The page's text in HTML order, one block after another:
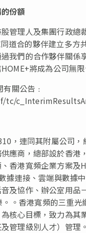
份額
管理人及集團行政
道合的夥伴建立多方
我們的合作夥伴關
將成為公司無
關公告﹕
，連同其附屬公司
應商，總部設於香
香港寬頻企業方案
據連接、雲端與數據
及協作、辦公室用品
。香港寬頻的三重
核心目標，致力為
管理級別人才）管理。